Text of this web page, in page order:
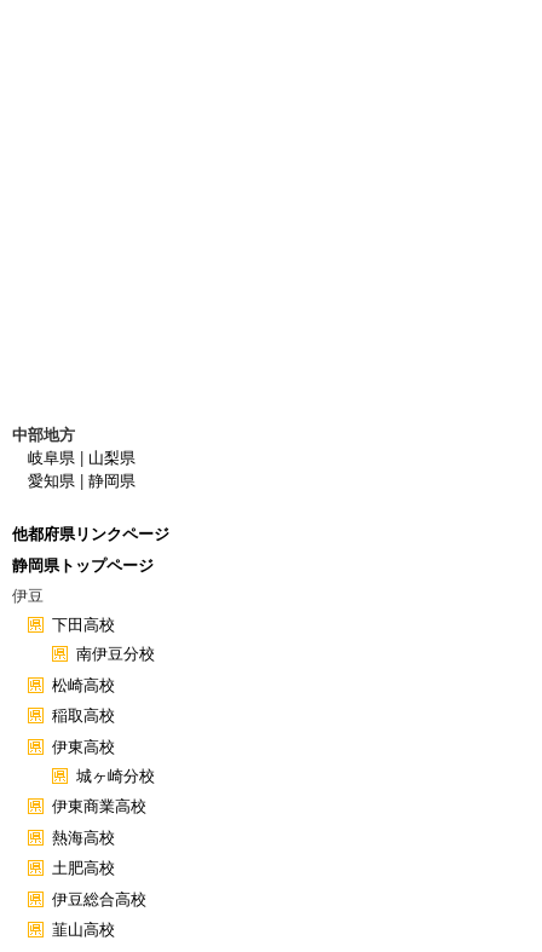
中部地方
岐阜県 | 山梨県
愛知県 | 静岡県
他都府県リンクページ
静岡県トップページ
伊豆
下田高校
南伊豆分校
松崎高校
稲取高校
伊東高校
城ヶ崎分校
伊東商業高校
熱海高校
土肥高校
伊豆総合高校
韮山高校